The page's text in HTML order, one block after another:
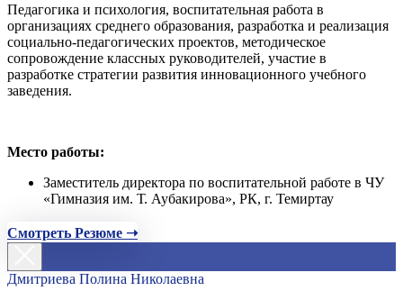
Педагогика и психология, воспитательная работа в
организациях среднего образования, разработка и реализация
социально-педагогических проектов, методическое
сопровождение классных руководителей, участие в
разработке стратегии развития инновационного учебного
заведения.
Место работы:
Заместитель директора по воспитательной работе в ЧУ
«Гимназия им. Т. Аубакирова», РК, г. Темиртау
Смотреть Резюме ➝
Дмитриева Полина Николаевна